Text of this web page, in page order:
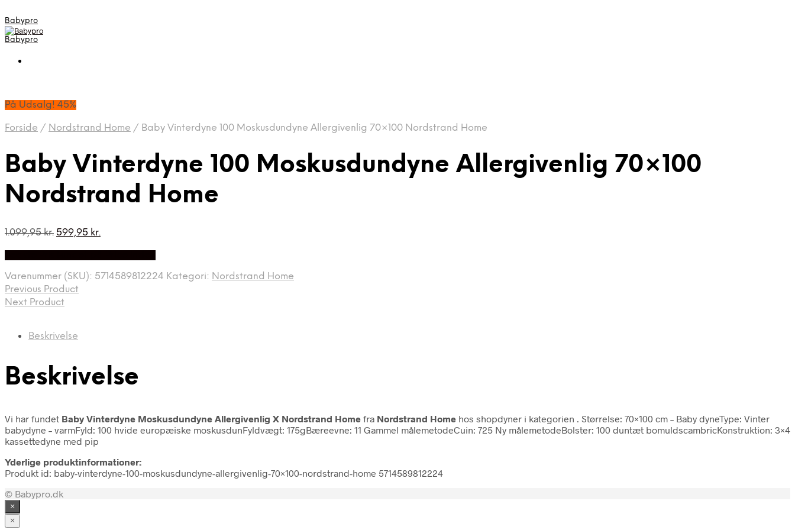
Babypro
Babypro
På Udsalg! 45%
Forside / Nordstrand Home / Baby Vinterdyne 100 Moskusdundyne Allergivenlig 70×100 Nordstrand Home
Baby Vinterdyne 100 Moskusdundyne Allergivenlig 70×100
Nordstrand Home
1.099,95kr. Den
1.099,95 kr..
599,95 kr.
599,95 kr..
Varenummer (SKU): 5714589812224 Kategori: Nordstrand Home
Previous Product
Next Product
Beskrivelse
Beskrivelse
Vi har fundet Baby Vinterdyne Moskusdundyne Allergivenlig X Nordstrand Home fra Nordstrand Home hos shopdyner i kategorien
. Størrelse: 70×100 cm – Baby dyneType: Vinter
babydyne – varmFyld: 100 hvide europæiske moskusdunFyldvægt: 175gBæreevne: 11 Gammel målemetodeCuin: 725 Ny målemetodeBolster: 100 duntæt bomuldscambricKonstruktion: 3×4
kassettedyne med pip
Yderlige produktinformationer:
Produkt id: baby-vinterdyne-100-moskusdundyne-allergivenlig-70×100-nordstrand-home 5714589812224
© Babypro.dk
×
×